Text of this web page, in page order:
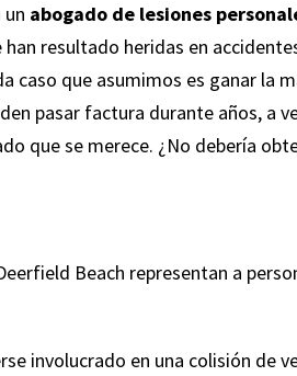
abogado de lesiones
resultado heridas en
caso que asumimos es ganar la
pasar factura durante años, a
que se merece. ¿No debería
Beach representan a
involucrado en una colisión de
el
cosas
caso,
dinero
a
con paciencia y
través de
abogados Corey
receptivos
encontré por